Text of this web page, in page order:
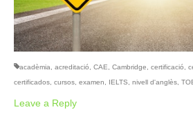
acadèmia acreditació CAE Cambridge certificació
certificados cursos examen IELTS nivell d'anglès
Leave a Reply